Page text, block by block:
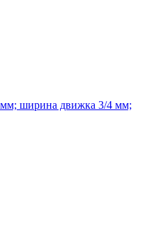
ширина движка 3/4 мм;